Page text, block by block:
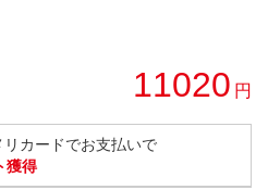
11020 円
カードでお支払いで
獲得